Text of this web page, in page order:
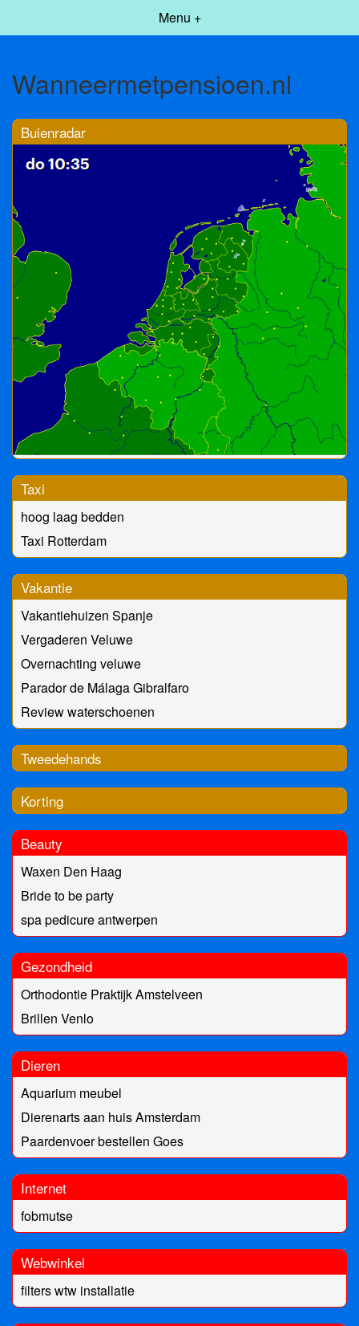
Menu +
Wanneermetpensioen.nl
Buienradar
Taxi
hoog laag bedden
Taxi Rotterdam
Vakantie
Vakantiehuizen Spanje
Vergaderen Veluwe
Overnachting veluwe
Parador de Málaga Gibralfaro
Review waterschoenen
Tweedehands
Korting
Beauty
Waxen Den Haag
Bride to be party
spa pedicure antwerpen
Gezondheid
Orthodontie Praktijk Amstelveen
Brillen Venlo
Dieren
Aquarium meubel
Dierenarts aan huis Amsterdam
Paardenvoer bestellen Goes
Internet
fobmutse
Webwinkel
filters wtw installatie